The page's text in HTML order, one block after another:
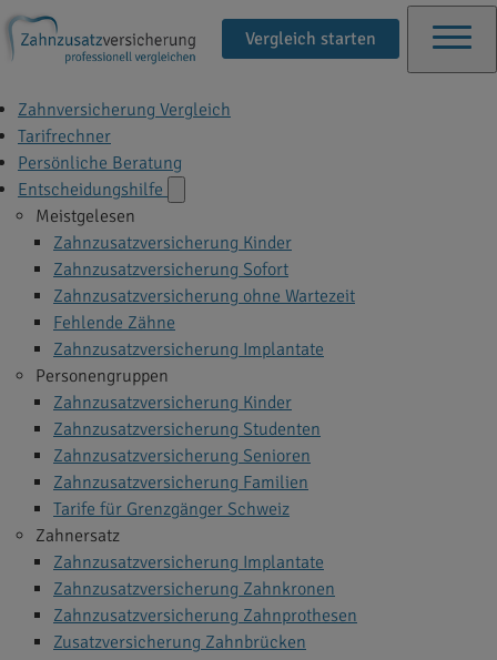
Vergleich starten
Zahnversicherung Vergleich
Tarifrechner
Persönliche Beratung
Entscheidungshilfe
Meistgelesen
Zahnzusatzversicherung Kinder
Zahnzusatzversicherung Sofort
Zahnzusatzversicherung ohne Wartezeit
Fehlende Zähne
Zahnzusatzversicherung Implantate
Personengruppen
Zahnzusatzversicherung Kinder
Zahnzusatzversicherung Studenten
Zahnzusatzversicherung Senioren
Zahnzusatzversicherung Familien
Tarife für Grenzgänger Schweiz
Zahnersatz
Zahnzusatzversicherung Implantate
Zahnzusatzversicherung Zahnkronen
Zahnzusatzversicherung Zahnprothesen
Zusatzversicherung Zahnbrücken